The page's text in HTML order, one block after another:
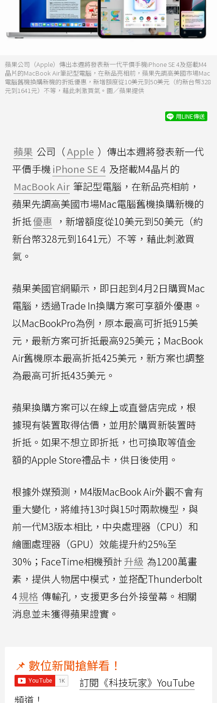
蘋果公司（Apple）傳出本週將發表新一代平價手機iPhone SE 4及搭載M4
晶片的MacBook Air筆記型電腦，在新品亮相前，蘋果先調高美國市場Mac
電腦舊機換購新機的折抵優惠，新增額度從10美元到50美元（約新台幣328
元到1641元）不等，藉此刺激買氣。圖／蘋果提供
用LINE傳送
蘋果 公司（Apple ）傳出本週將發表新一代
平價手機 iPhone SE 4 及搭載M4晶片的
MacBook Air 筆記型電腦，在新品亮相前，
蘋果先調高美國市場Mac電腦舊機換購新機的
折抵優惠 ，新增額度從10美元到50美元（約
新台幣328元到1641元）不等，藉此刺激買
氣。
蘋果美國官網顯示，即日起到4月2日購買Mac
電腦，透過Trade In換購方案可享額外優惠。
以MacBookPro為例，原本最高可折抵915美
元，最新方案可折抵最高925美元；MacBook
Air舊機原本最高折抵425美元，新方案也調整
為最高可折抵435美元。
蘋果換購方案可以在線上或直營店完成，根
據現有裝置取得估價，並用於購買新裝置時
折抵。如果不想立即折抵，也可換取等值金
額的Apple Store禮品卡，供日後使用。
根據外媒預測，M4版MacBook Air外觀不會有
重大變化，將維持13吋與15吋兩款機型，與
前一代M3版本相比，中央處理器（CPU）和
繪圖處理器（GPU）效能提升約25%至
30%；FaceTime相機預計升級 為1200萬畫
素，提供人物居中模式，並搭配Thunderbolt
4規格 傳輸孔，支援更多台外接螢幕。相關
消息並未獲得蘋果證實。
📌 數位新聞搶鮮看！
訂閱《科技玩家》YouTube
頻道！